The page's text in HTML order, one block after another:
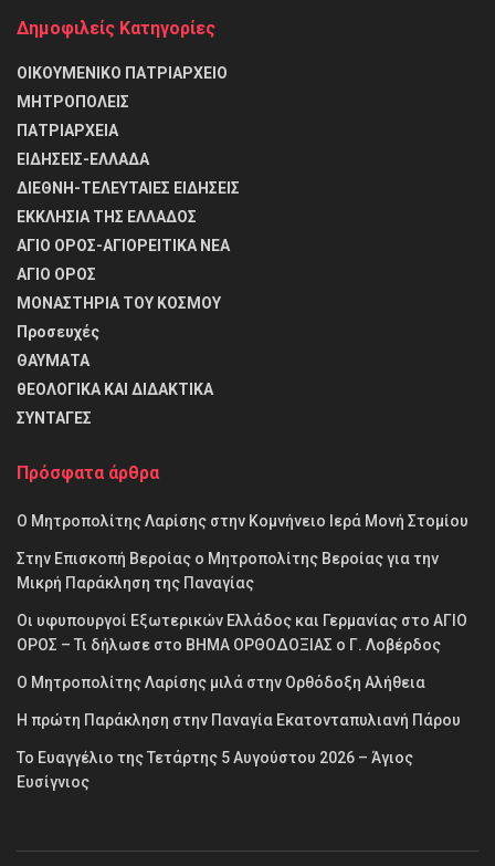
Δημοφιλείς Κατηγορίες
ΟΙΚΟΥΜΕΝΙΚΟ ΠΑΤΡΙΑΡΧΕΙΟ
ΜΗΤΡΟΠΟΛΕΙΣ
ΠΑΤΡΙΑΡΧΕΙΑ
ΕΙΔΗΣΕΙΣ-ΕΛΛΑΔΑ
ΔΙΕΘΝΗ-ΤΕΛΕΥΤΑΙΕΣ ΕΙΔΗΣΕΙΣ
ΕΚΚΛΗΣΙΑ ΤΗΣ ΕΛΛΑΔΟΣ
ΑΓΙΟ ΟΡΟΣ-ΑΓΙΟΡΕΙΤΙΚΑ ΝΕΑ
ΑΓΙΟ ΟΡΟΣ
ΜΟΝΑΣΤΗΡΙΑ ΤΟΥ ΚΟΣΜΟΥ
Προσευχές
ΘΑΥΜΑΤΑ
θΕΟΛΟΓΙΚΑ ΚΑΙ ΔΙΔΑΚΤΙΚΑ
ΣΥΝΤΑΓΕΣ
Πρόσφατα άρθρα
Ο Μητροπολίτης Λαρίσης στην Κομνήνειο Ιερά Μονή Στομίου
Στην Επισκοπή Βεροίας ο Μητροπολίτης Βεροίας για την
Μικρή Παράκληση της Παναγίας
Οι υφυπουργοί Εξωτερικών Ελλάδος και Γερμανίας στο ΑΓΙΟ
ΟΡΟΣ – Τι δήλωσε στο ΒΗΜΑ ΟΡΘΟΔΟΞΙΑΣ ο Γ. Λοβέρδος
Ο Μητροπολίτης Λαρίσης μιλά στην Ορθόδοξη Αλήθεια
Η πρώτη Παράκληση στην Παναγία Εκατονταπυλιανή Πάρου
Το Ευαγγέλιο της Τετάρτης 5 Αυγούστου 2026 – Άγιος
Ευσίγνιος